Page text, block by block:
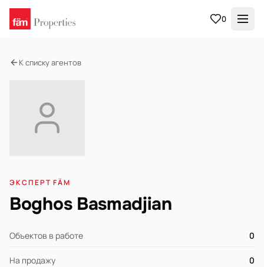
0
К списку агентов
ЭКСПЕРТ FÄM
Boghos Basmadjian
Объектов в работе 0
На продажу 0